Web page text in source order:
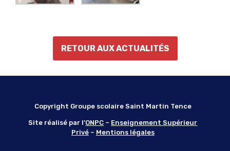
RETOUR AUX ACTUALITÉS
Copyright Groupe scolaire Saint Martin Tence
Site réalisé par l’ONPC – Enseignement Supérieur
Privé– Mentions légales